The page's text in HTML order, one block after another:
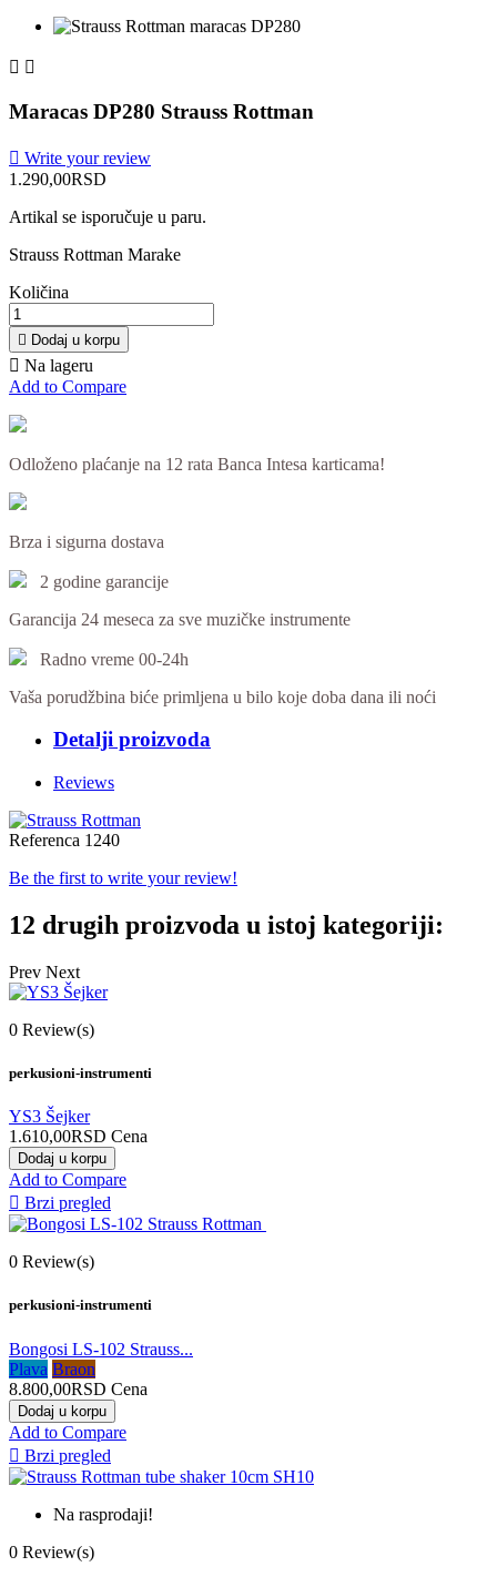
 
Maracas DP280 Strauss Rottman
 Write your review
1.290,00RSD
Artikal se isporučuje u paru.
Strauss Rottman Marake
Količina
 Dodaj u korpu
 Na lageru
Add to Compare
Odloženo plaćanje na 12 rata Banca Intesa karticama!
Brza i sigurna dostava
2 godine garancije
Garancija 24 meseca za sve muzičke instrumente
Radno vreme 00-24h
Vaša porudžbina biće primljena u bilo koje doba dana ili noći
Detalji proizvoda
Reviews
Referenca 1240
Be the first to write your review!
12 drugih proizvoda u istoj kategoriji:
Prev Next
0 Review(s)
perkusioni-instrumenti
YS3 Šejker
1.610,00RSD Cena
Dodaj u korpu
Add to Compare
 Brzi pregled
0 Review(s)
perkusioni-instrumenti
Bongosi LS-102 Strauss...
Plava Braon
8.800,00RSD Cena
Dodaj u korpu
Add to Compare
 Brzi pregled
Na rasprodaji!
0 Review(s)